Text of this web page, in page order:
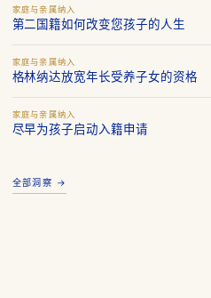
家庭与亲属纳入
第二国籍如何改变您孩子的人生
家庭与亲属纳入
格林纳达放宽年长受养子女的资格
家庭与亲属纳入
尽早为孩子启动入籍申请
全部洞察 →